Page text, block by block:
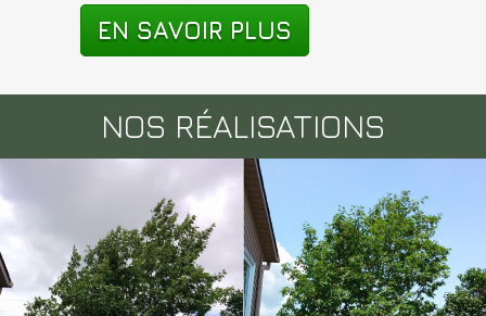
EN SAVOIR PLUS
NOS RÉALISATIONS